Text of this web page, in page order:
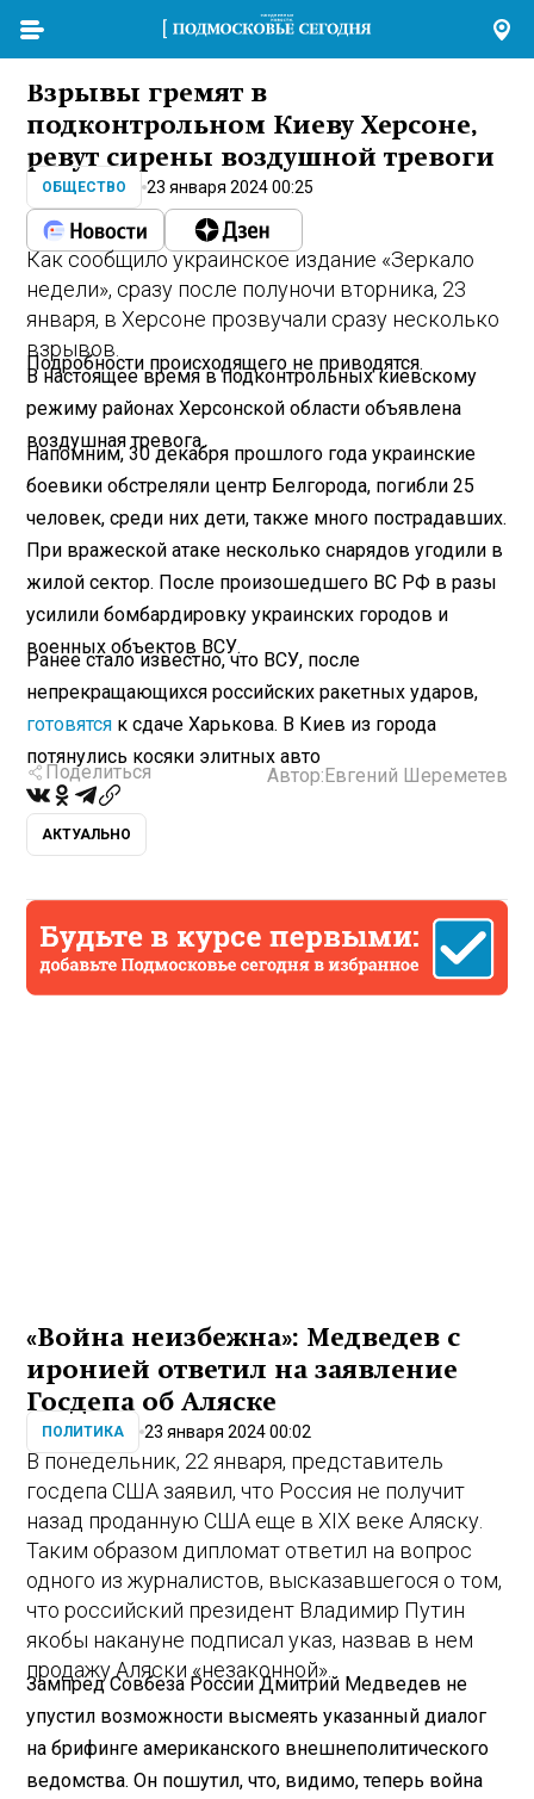
Взрывы гремят в
подконтрольном Киеву Херсоне,
ревут сирены воздушной тревоги
ОБЩЕСТВО 23 января 2024 00:25
Как сообщило украинское издание «Зеркало
недели», сразу после полуночи вторника, 23
января, в Херсоне прозвучали сразу несколько
взрывов.
Подробности происходящего не приводятся.
В настоящее время в подконтрольных киевскому
режиму районах Херсонской области объявлена
воздушная тревога.
Напомним, 30 декабря прошлого года украинские
боевики обстреляли центр Белгорода, погибли 25
человек, среди них дети, также много пострадавших.
При вражеской атаке несколько снарядов угодили в
жилой сектор. После произошедшего ВС РФ в разы
усилили бомбардировку украинских городов и
военных объектов ВСУ.
Ранее стало известно, что ВСУ, после
непрекращающихся российских ракетных ударов,
готовятся к сдаче Харькова. В Киев из города
потянулись косяки элитных авто
Поделиться Автор: Евгений Шереметев
АКТУАЛЬНО
«Война неизбежна»: Медведев с
иронией ответил на заявление
Госдепа об Аляске
ПОЛИТИКА 23 января 2024 00:02
В понедельник, 22 января, представитель
госдепа США заявил, что Россия не получит
назад проданную США еще в XIX веке Аляску.
Таким образом дипломат ответил на вопрос
одного из журналистов, высказавшегося о том,
что российский президент Владимир Путин
якобы накануне подписал указ, назвав в нем
продажу Аляски «незаконной».
Зампред Совбеза России Дмитрий Медведев не
упустил возможности высмеять указанный диалог
на брифинге американского внешнеполитического
ведомства. Он пошутил, что, видимо, теперь война